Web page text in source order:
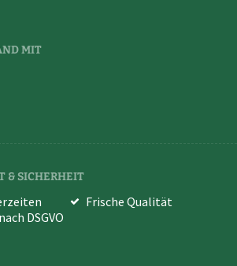
MIT
& SICHERHEIT
Frische Qualität
DSGVO